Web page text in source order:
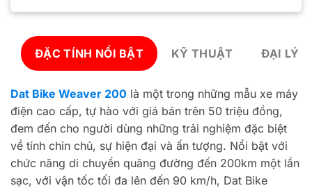
ĐẶC TÍNH NỔI BẬT KỸ THUẬT ĐẠI LÝ
Dat Bike Weaver 200 là một trong những mẫu xe máy
điện cao cấp, tự hào với giá bán trên 50 triệu đồng,
đem đến cho người dùng những trải nghiệm đặc biệt
về tính chỉn chủ, sự hiện đại và ấn tượng. Nổi bật với
chức năng di chuyển quãng đường đến 200km một lần
sạc, với vận tốc tối đa lên đến 90 km/h, Dat Bike